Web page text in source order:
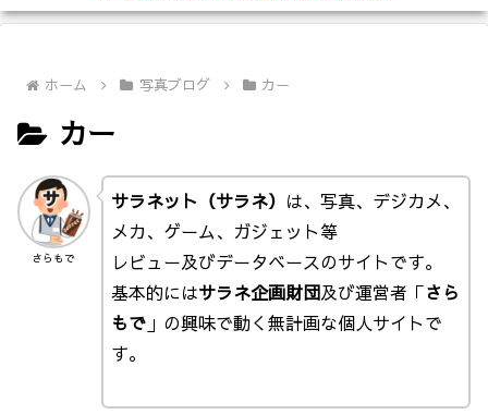
ホーム 写真ブログ カー
カー
さらもで
サラネット（サラネ） は、写真、デジカメ、
メカ、ゲーム、ガジェット等
レビュー及びデータベースのサイトです。
基本的にはサラネ企画財団及び運営者「さら
もで」の興味で動く無計画な個人サイトで
す。